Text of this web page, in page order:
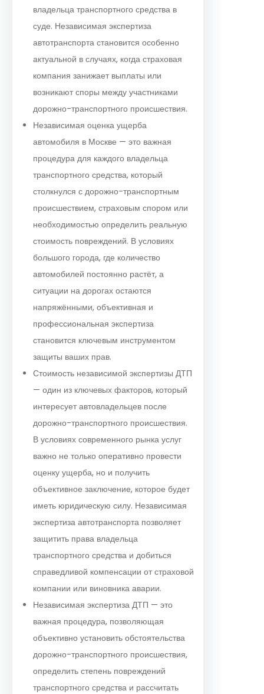
владельца транспортного средства в
суде. Независимая экспертиза
автотранспорта становится особенно
актуальной в случаях, когда страховая
компания занижает выплаты или
возникают споры между участниками
дорожно-транспортного происшествия.
Независимая оценка ущерба
автомобиля в Москве — это важная
процедура для каждого владельца
транспортного средства, который
столкнулся с дорожно-транспортным
происшествием, страховым спором или
необходимостью определить реальную
стоимость повреждений. В условиях
большого города, где количество
автомобилей постоянно растёт, а
ситуации на дорогах остаются
напряжёнными, объективная и
профессиональная экспертиза
становится ключевым инструментом
защиты ваших прав.
Стоимость независимой экспертизы ДТП
— один из ключевых факторов, который
интересует автовладельцев после
дорожно-транспортного происшествия.
В условиях современного рынка услуг
важно не только оперативно провести
оценку ущерба, но и получить
объективное заключение, которое будет
иметь юридическую силу. Независимая
экспертиза автотранспорта позволяет
защитить права владельца
транспортного средства и добиться
справедливой компенсации от страховой
компании или виновника аварии.
Независимая экспертиза ДТП — это
важная процедура, позволяющая
объективно установить обстоятельства
дорожно-транспортного происшествия,
определить степень повреждений
транспортного средства и рассчитать